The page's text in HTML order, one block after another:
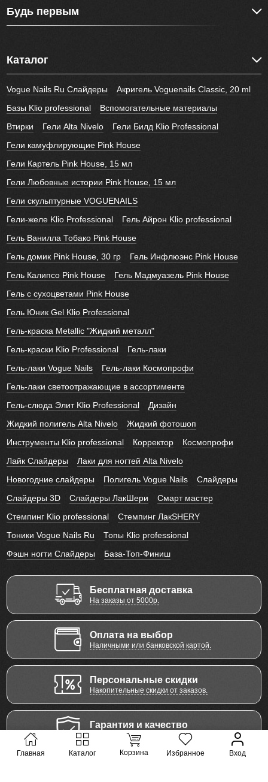
Главная Каталог Корзина Избранное Вход
Будь первым
Каталог
Vogue Nails Ru Слайдеры
Акригель Voguenails Classic, 20 ml
Базы Klio professional
Вспомогательные материалы
Втирки
Гели Alta Nivelo
Гели Билд Klio Professional
Гели камуфлирующие Pink House
Гели Картель Pink House, 15 мл
Гели Любовные истории Pink House, 15 мл
Гели скульптурные VOGUENAILS
Гели-желе Klio Professional
Гель Айрон Klio professional
Гель Ванилла Тобако Pink House
Гель домик Pink House, 30 гр
Гель Инфлюэнс Pink House
Гель Калипсо Pink House
Гель Мадмуазель Pink House
Гель с сухоцветами Pink House
Гель Юник Gel Klio Professional
Гель-краска Metallic "Жидкий металл"
Гель-краски Klio Professional
Гель-лаки
Гель-лаки Vogue Nails
Гель-лаки Космопрофи
Гель-лаки светоотражающие в ассортименте
Гель-слюда Элит Klio Professional
Дизайн
Жидкий полигель Alta Nivelo
Жидкий фотошоп
Инструменты Klio professional
Корректор
Космопрофи
Лайк Слайдеры
Лаки для ногтей Alta Nivelo
Новогодние слайдеры
Полигель Vogue Nails
Слайдеры
Слайдеры 3D
Слайдеры ЛакШери
Смарт мастер
Стемпинг Klio professional
Стемпинг ЛакSHERY
Тоники Vogue Nails Ru
Топы Klio professional
Фэшн ногти Слайдеры
База-Топ-Финиш
Бесплатная доставка
На заказы от 5000р.
Оплата на выбор
Наличными или банковской картой.
Персональные скидки
Накопительные скидки от заказов.
Гарантия и качество
Забота о каждом клиенте.